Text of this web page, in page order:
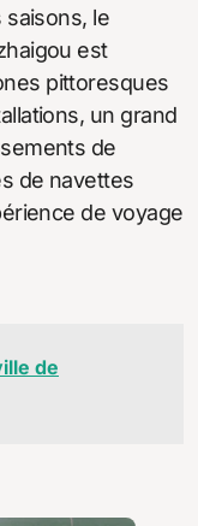
le
est
pittoresques
un grand
de
de navettes
de voyage
de